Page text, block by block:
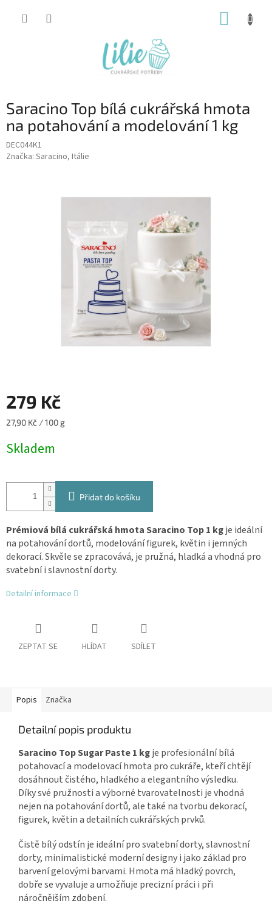
Saracino Top bílá cukrářská hmota
na potahování a modelování 1 kg
DEC044K1
Značka: Saracino, Itálie
279 Kč
Měrná
27,90 Kč / 100 g
Skladem
Přidat do košíku
Prémiová bílá cukrářská hmota Saracino Top 1 kgje ideální
na potahování dortů, modelování figurek, květin i jemných
dekorací. Skvěle se zpracovává, je pružná, hladká a vhodná pro
svatební i slavnostní dorty.
Detailní informace
ZEPTAT SE HLÍDAT SDÍLET
Popis Značka
Detailní popis produktu
Saracino Top Sugar Paste 1 kgje profesionální bílá
potahovací a modelovací hmota pro cukráře, kteří chtějí
dosáhnout čistého, hladkého a elegantního výsledku.
Díky své pružnosti a výborné tvarovatelnosti je vhodná
nejen na potahování dortů, ale také na tvorbu dekorací,
figurek, květin a detailních cukrářských prvků.
Čistě bílý odstín je ideální pro svatební dorty, slavnostní
dorty, minimalistické moderní designy i jako základ pro
barvení gelovými barvami. Hmota má hladký povrch,
dobře se vyvaluje a umožňuje precizní práci i při
náročnějším zdobení.